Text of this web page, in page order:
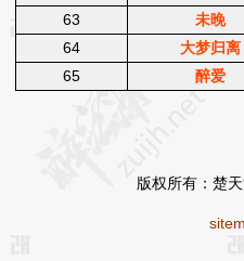
63
未晚
64
大梦归离
65
醉爱
版权所有：楚